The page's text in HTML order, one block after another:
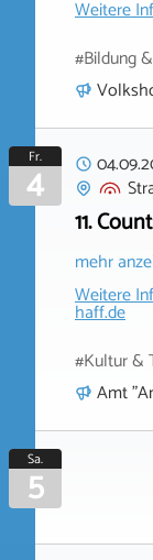
Weitere
#Bildung
Fr.
4
11.
mehr
Weitere
haff.de
#Kultur &
Amt
Sa.
5